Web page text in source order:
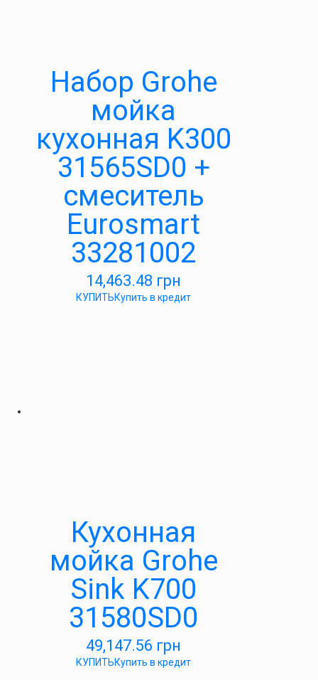
Набор Grohe
мойка
кухонная K300
31565SD0 +
смеситель
Eurosmart
33281002
14,463.48 грн
КУПИТЬКупить в кредит
Кухонная
мойка Grohe
Sink K700
31580SD0
49,147.56 грн
КУПИТЬКупить в кредит